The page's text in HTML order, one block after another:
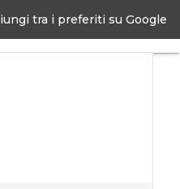
tra i preferiti su Google